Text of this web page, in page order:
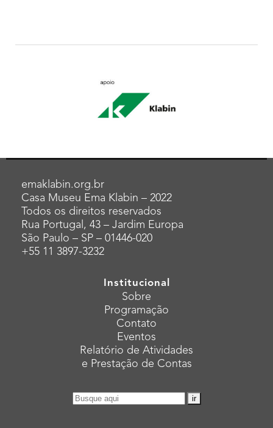
emaklabin.org.br
Casa Museu Ema Klabin – 2022
Todos os direitos reservados
Rua Portugal, 43 – Jardim Europa
São Paulo – SP – 01446-020
+55 11 3897-3232
Institucional
Sobre
Programação
Contato
Eventos
Relatório de Atividades
e Prestação de Contas
Pesquisar